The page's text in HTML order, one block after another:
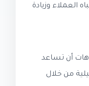
العملاء وزيادة
أن تساعد
من خلال